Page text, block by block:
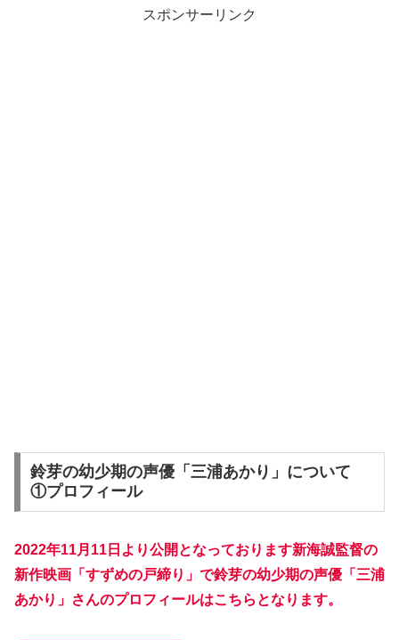
スポンサーリンク
鈴芽の幼少期の声優「三浦あかり」について
①プロフィール
2022年11月11日より公開となっております新海誠監督の
新作映画「すずめの戸締り」で鈴芽の幼少期の声優「三浦
あかり」さんのプロフィールはこちらとなります。